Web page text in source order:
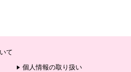
て
個人情報の取り扱い